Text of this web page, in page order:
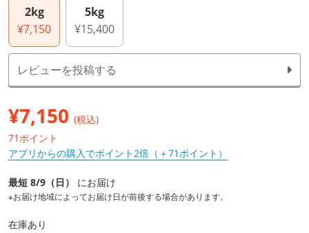
2kg
¥7,150
5kg
¥15,400
レビューを投稿する
¥7,150 (税込)
71ポイント
アプリからの購入でポイント2倍（＋71ポイント）
最短 8/9（日） にお届け
※お届け地域によってお届け日が前後する場合があります。
在庫あり